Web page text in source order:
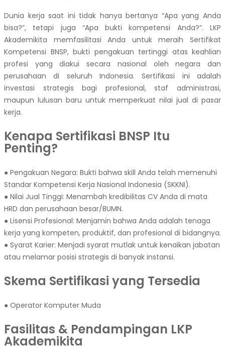
Dunia kerja saat ini tidak hanya bertanya “Apa yang Anda
bisa?”, tetapi juga “Apa bukti kompetensi Anda?”. LKP
Akademikita memfasilitasi Anda untuk meraih Sertifikat
Kompetensi BNSP, bukti pengakuan tertinggi atas keahlian
profesi yang diakui secara nasional oleh negara dan
perusahaan di seluruh Indonesia. Sertifikasi ini adalah
investasi strategis bagi profesional, staf administrasi,
maupun lulusan baru untuk memperkuat nilai jual di pasar
kerja.
Kenapa Sertifikasi BNSP Itu
Penting?
● Pengakuan Negara: Bukti bahwa skill Anda telah memenuhi
Standar Kompetensi Kerja Nasional Indonesia (SKKNI).
● Nilai Jual Tinggi: Menambah kredibilitas CV Anda di mata
HRD dan perusahaan besar/BUMN.
● Lisensi Profesional: Menjamin bahwa Anda adalah tenaga
kerja yang kompeten, produktif, dan profesional di bidangnya.
● Syarat Karier: Menjadi syarat mutlak untuk kenaikan jabatan
atau melamar posisi strategis di banyak instansi.
Skema Sertifikasi yang Tersedia
● Operator Komputer Muda
Fasilitas & Pendampingan LKP
Akademikita